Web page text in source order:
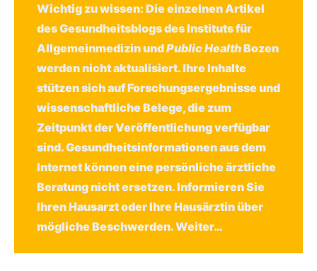
Wichtig zu wissen: Die einzelnen Artikel
des Gesundheitsblogs des Instituts für
Allgemeinmedizin undPublic HealthBozen
werden nicht aktualisiert. Ihre Inhalte
stützen sich auf Forschungsergebnisse und
wissenschaftliche Belege, die zum
Zeitpunkt der Veröffentlichung verfügbar
sind. Gesundheitsinformationen aus dem
Internet können eine persönliche ärztliche
Beratung nicht ersetzen. Informieren Sie
Ihren Hausarzt oder Ihre Hausärztin über
mögliche Beschwerden.Weiter…